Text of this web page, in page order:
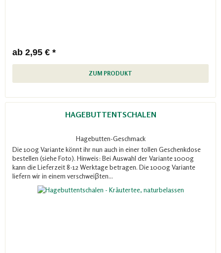
ab 2,95 € *
ZUM PRODUKT
HAGEBUTTENTSCHALEN
Hagebutten-Geschmack
Die 100g Variante könnt ihr nun auch in einer tollen Geschenkdose
bestellen (siehe Foto). Hinweis: Bei Auswahl der Variante 1000g
kann die Lieferzeit 8-12 Werktage betragen. Die 1000g Variante
liefern wir in einem verschweiβten...